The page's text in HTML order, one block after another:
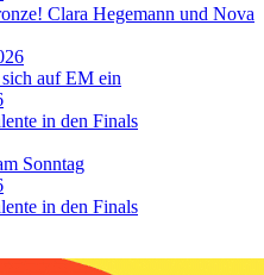
Clara Hegemann und Nova
auf EM ein
in den Finals
Sonntag
in den Finals